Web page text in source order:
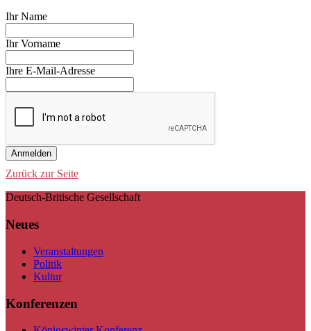
Ihr Name
Ihr Vorname
Ihre E-Mail-Adresse
Anmelden
Zurück zur Seite
Deutsch-Britische Gesellschaft
Neues
Veranstaltungen
Politik
Kultur
Konferenzen